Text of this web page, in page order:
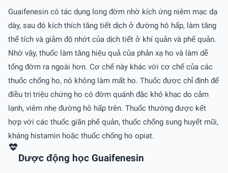
Guaifenesin có tác dụng long đờm nhờ kích ứng niêm mạc dạ
dày, sau đó kích thích tăng tiết dịch ở đường hô hấp, làm tăng
thể tích và giảm độ nhớt của dịch tiết ở khí quản và phế quản.
Nhờ vậy, thuốc làm tăng hiệu quả của phản xạ ho và làm dễ
tống đờm ra ngoài hơn. Cơ chế này khác với cơ chế của các
thuốc chống ho, nó không làm mất ho. Thuốc được chỉ định để
điều trị triệu chứng ho có đờm quánh đặc khó khạc do cảm
lạnh, viêm nhẹ đường hô hấp trên. Thuốc thường được kết
hợp với các thuốc giãn phế quản, thuốc chống sung huyết mũi,
kháng histamin hoặc thuốc chống ho opiat.
Dược động học Guaifenesin